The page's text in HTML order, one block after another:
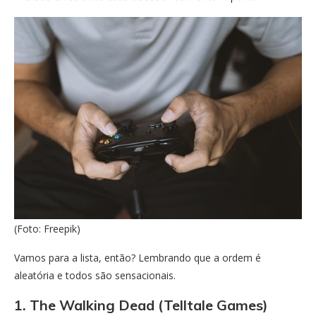
(Foto: Freepik)
Vamos para a lista, então? Lembrando que a ordem é
aleatória e todos são sensacionais.
1. The Walking Dead (Telltale Games)